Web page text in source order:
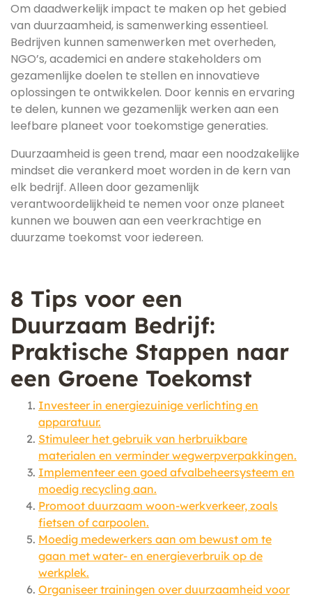
Om daadwerkelijk impact te maken op het gebied
van duurzaamheid, is samenwerking essentieel.
Bedrijven kunnen samenwerken met overheden,
NGO’s, academici en andere stakeholders om
gezamenlijke doelen te stellen en innovatieve
oplossingen te ontwikkelen. Door kennis en ervaring
te delen, kunnen we gezamenlijk werken aan een
leefbare planeet voor toekomstige generaties.
Duurzaamheid is geen trend, maar een noodzakelijke
mindset die verankerd moet worden in de kern van
elk bedrijf. Alleen door gezamenlijk
verantwoordelijkheid te nemen voor onze planeet
kunnen we bouwen aan een veerkrachtige en
duurzame toekomst voor iedereen.
8 Tips voor een
Duurzaam Bedrijf:
Praktische Stappen naar
een Groene Toekomst
Investeer in energiezuinige verlichting en
apparatuur.
Stimuleer het gebruik van herbruikbare
materialen en verminder wegwerpverpakkingen.
Implementeer een goed afvalbeheersysteem en
moedig recycling aan.
Promoot duurzaam woon-werkverkeer, zoals
fietsen of carpoolen.
Moedig medewerkers aan om bewust om te
gaan met water- en energieverbruik op de
werkplek.
Organiseer trainingen over duurzaamheid voor